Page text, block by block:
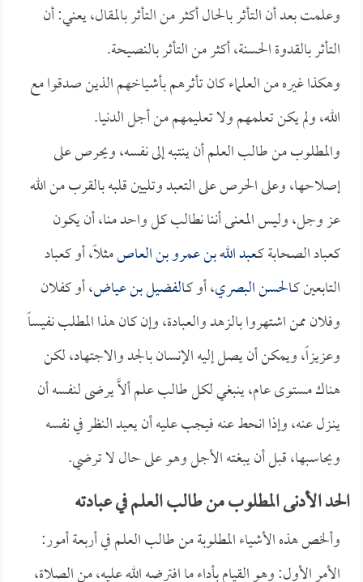
وعلمت بعد أن التأثر بالحال أكثر من التأثر بالمقال، يعني: أن
التأثر بالقدوة الحسنة، أكثر من التأثر بالنصيحة.
وهكذا غيره من العلماء كان تأثرهم بأشياخهم الذين صدقوا مع
الله، ولم يكن تعلمهم ولا تعليمهم من أجل الدنيا.
والمطلوب من طالب العلم أن ينتبه إلى نفسه، ويحرص على
إصلاحها، وعلى الحرص على التعبد وتليين قلبه بالقرب من الله
عز وجل، وليس المعنى أننا نطالب كل واحد منا، أن يكون
كعباد الصحابة كـعبد الله بن عمرو بن العاصمثلاً، أو كعباد
التابعين كـالحسن البصري، أو كـالفضيل بن عياض، أو كفلان
وفلان ممن اشتهروا بالزهد والعبادة، وإن كان هذا المطلب نفيساً
وعزيزاً، ويمكن أن يصل إليه الإنسان بالجد والاجتهاد، لكن
هناك مستوى عام، ينبغي لكل طالب علم ألاَّ يرضى لنفسه أن
ينـزل عنه، وإذا انحط عنه فيجب عليه أن يعيد النظر في نفسه
ويحاسبها، قبل أن يبغته الأجل وهو على حال لا ترضي.
الحد الأدنى المطلوب من طالب العلم في عبادته
وألخص هذه الأشياء المطلوبة من طالب العلم في أربعة أمور:
الأمر الأول: وهو القيام بأداء ما افترضه الله عليه، من الصلاة،